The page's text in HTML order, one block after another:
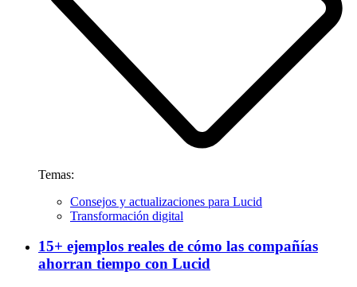
Temas:
Consejos y actualizaciones para Lucid
Transformación digital
15+ ejemplos reales de cómo las compañías
ahorran tiempo con Lucid